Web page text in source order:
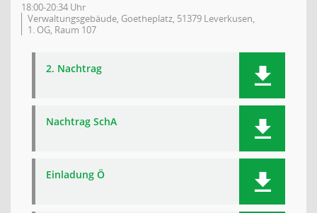
18:00-20:34 Uhr
Verwaltungsgebäude, Goetheplatz, 51379 Leverkusen,
1. OG, Raum 107
2. Nachtrag
Nachtrag SchA
Einladung Ö